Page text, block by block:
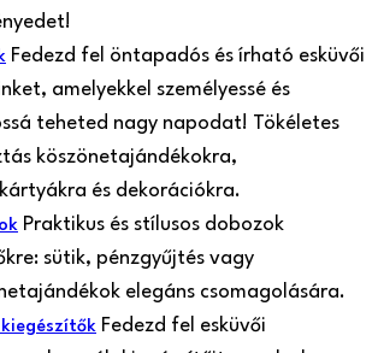
Fedezd fel öntapadós és írható esküvői
amelyekkel személyessé és
teheted nagy napodat! Tökéletes
köszönetajándékokra,
és dekorációkra.
Praktikus és stílusos dobozok
sütik, pénzgyűjtés vagy
elegáns csomagolására.
kiegészítők Fedezd fel esküvői